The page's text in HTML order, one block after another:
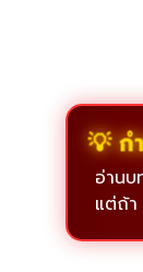
💡
อ่านบ
แต่ถ้า